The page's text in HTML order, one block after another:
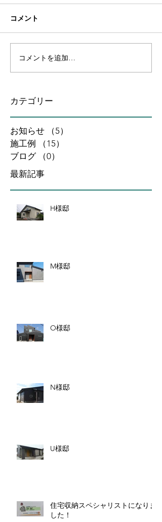
コメント
コメントを追加…
カテゴリー
お知らせ （5）
施工例
（15）
ブログ
（0）
最新記事
H様邸
M様邸
O様邸
N様邸
U様邸
住宅収納スペシャリストになりま
した！